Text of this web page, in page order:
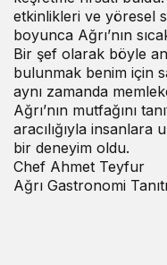
etkinlikleri ve yöresel
boyunca Ağrı’nın
Bir şef olarak böyle
bulunmak benim için
aynı zamanda
Ağrı’nın mutfağını
aracılığıyla insanlara
bir deneyim oldu.
Chef Ahmet Teyfur
Ağrı Gastronomi